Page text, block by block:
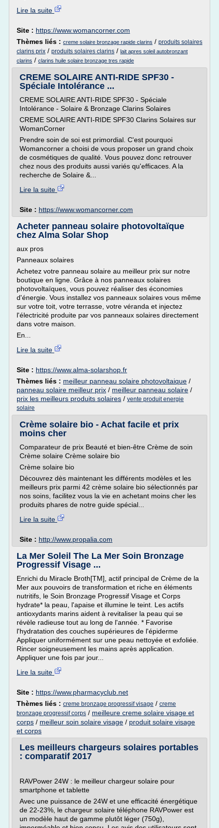
Lire la suite
Site : https://www.womancorner.com
Thèmes liés : creme solaire bronzage rapide clarins / produits solaires
clarins prix / produits solaires clarins / lait apres soleil autobronzant
clarins / clarins huile solaire bronzage tres rapide
CREME SOLAIRE ANTI-RIDE SPF30 -
Spéciale Intolérance ...
CREME SOLAIRE ANTI-RIDE SPF30 - Spéciale
Intolérance - Solaire & Bronzage Clarins Solaires
CREME SOLAIRE ANTI-RIDE SPF30 Clarins Solaires sur
WomanCorner
Prendre soin de soi est primordial. C'est pourquoi
Womancorner a choisi de vous proposer un grand choix
de cosmétiques de qualité. Vous pouvez donc retrouver
chez nous des produits aussi variés qu'efficaces. A la
recherche de Solaire &...
Lire la suite
Site : https://www.womancorner.com
Acheter panneau solaire photovoltaïque
chez Alma Solar Shop
aux pros
Panneaux solaires
Achetez votre panneau solaire au meilleur prix sur notre
boutique en ligne. Grâce à nos panneaux solaires
photovoltaïques, vous pouvez réaliser des économies
d'énergie. Vous installez vos panneaux solaires vous même
sur votre toit, votre terrasse, votre véranda et injectez
l'électricité produite par vos panneaux solaires directement
dans votre maison.
En...
Lire la suite
Site : https://www.alma-solarshop.fr
Thèmes liés : meilleur panneau solaire photovoltaique /
panneau solaire meilleur prix / meilleur panneau solaire /
prix les meilleurs produits solaires / vente produit energie
solaire
Crème solaire bio - Achat facile et prix
moins cher
Comparateur de prix Beauté et bien-être Crème de soin
Crème solaire Crème solaire bio
Crème solaire bio
Découvrez dès maintenant les différents modèles et les
meilleurs prix parmi 42 crème solaire bio sélectionnés par
nos soins, facilitez vous la vie en achetant moins cher les
produits phares de notre guide spécial...
Lire la suite
Site : http://www.propalia.com
La Mer Soleil The La Mer Soin Bronzage
Progressif Visage ...
Enrichi du Miracle Broth[TM], actif principal de Crème de la
Mer aux pouvoirs de transformation et riche en éléments
nutritifs, le Soin Bronzage Progressif Visage et Corps
hydrate* la peau, l'apaise et illumine le teint. Les actifs
antioxydants marins aident à revitaliser la peau qui se
révèle radieuse tout au long de l'année. * Favorise
l'hydratation des couches supérieures de l'épiderme
Appliquer uniformément sur une peau nettoyée et exfoliée.
Rincer soigneusement les mains après application.
Appliquer une fois par jour...
Lire la suite
Site : https://www.pharmacyclub.net
Thèmes liés : creme bronzage progressif visage / creme
bronzage progressif corps / meilleure creme solaire visage et
corps / meilleur soin solaire visage / produit solaire visage
et corps
Les meilleurs chargeurs solaires portables
: comparatif 2017
RAVPower 24W : le meilleur chargeur solaire pour
smartphone et tablette
Avec une puissance de 24W et une efficacité énergétique
de 22-23%, le chargeur solaire téléphone RAVPower est
un modèle haut de gamme plutôt léger (750g),